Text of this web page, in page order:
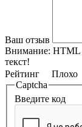
Ваш отзыв
Внимание: HTML
текст!
Рейтинг Плохо
Captcha
Введите код